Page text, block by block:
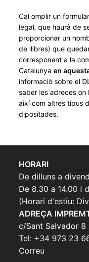
Cal omplir un
legal, que haurà de
proporcionar un
de llibres) que
corresponent a la
Catalunya en
informació sobre el
saber les adreces on
així com altres tipus
dipositades.
HORARI
De dilluns a
De 8.30 a 14.00 i
(Horari d'estiu:
ADREÇA
c/Sant Salvador 8
Tel: +34 973 23
Correu